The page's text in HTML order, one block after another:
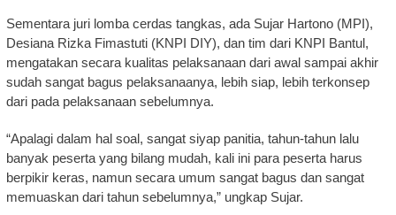
Sementara juri lomba cerdas tangkas, ada Sujar Hartono (MPI),
Desiana Rizka Fimastuti (KNPI DIY), dan tim dari KNPI Bantul,
mengatakan secara kualitas pelaksanaan dari awal sampai akhir
sudah sangat bagus pelaksanaanya, lebih siap, lebih terkonsep
dari pada pelaksanaan sebelumnya.
“Apalagi dalam hal soal, sangat siyap panitia, tahun-tahun lalu
banyak peserta yang bilang mudah, kali ini para peserta harus
berpikir keras, namun secara umum sangat bagus dan sangat
memuaskan dari tahun sebelumnya,” ungkap Sujar.